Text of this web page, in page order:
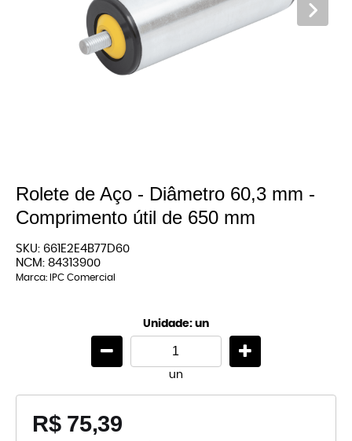
Rolete de Aço - Diâmetro 60,3 mm -
Comprimento útil de 650 mm
SKU: 661E2E4B77D60
NCM: 84313900
Marca: IPC Comercial
Unidade: un
un
R$ 75,39